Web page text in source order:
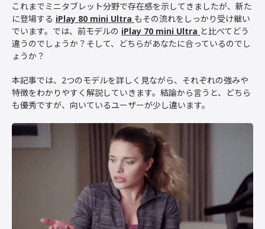
これまでミニタブレット分野で存在感を示してきましたが、新た
に登場する iPlay 80 mini Ultra もその流れをしっかり受け継い
でいます。では、前モデルの iPlay 70 mini Ultra と比べてどう
違うのでしょうか？そして、どちらがあなたに合っているのでし
ょうか？
本記事では、2つのモデルを詳しく見ながら、それぞれの強みや
特徴をわかりやすく解説していきます。結論から言うと、どちら
も優秀ですが、向いているユーザーが少し違います。